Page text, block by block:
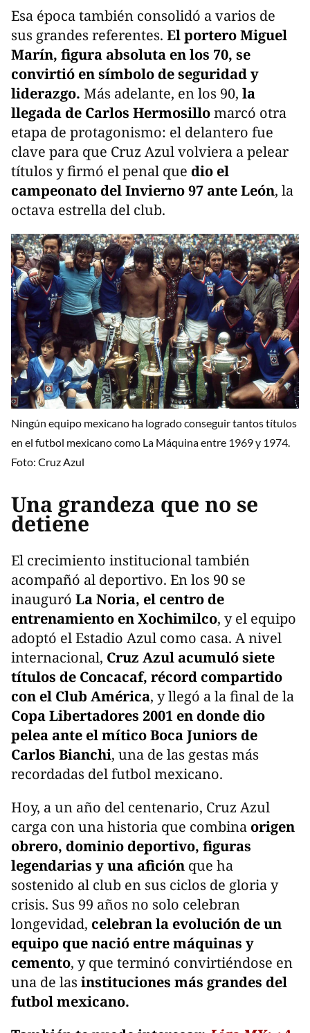
Esa época también consolidó a varios de
sus grandes referentes. El portero Miguel
Marín, figura absoluta en los 70, se
convirtió en símbolo de seguridad y
liderazgo. Más adelante, en los 90, la
llegada de Carlos Hermosillomarcó otra
etapa de protagonismo: el delantero fue
clave para que Cruz Azul volviera a pelear
títulos y firmó el penal que dio el
campeonato del Invierno 97 ante León, la
octava estrella del club.
Ningún equipo mexicano ha logrado conseguir tantos títulos
en el futbol mexicano como La Máquina entre 1969 y 1974.
Foto: Cruz Azul
Una grandeza que no se
detiene
El crecimiento institucional también
acompañó al deportivo. En los 90 se
inauguró La Noria, el centro de
entrenamiento en Xochimilco, y el equipo
adoptó el Estadio Azul como casa. A nivel
internacional, Cruz Azul acumuló siete
títulos de Concacaf, récord compartido
con el Club América, y llegó a la final de la
Copa Libertadores 2001 en donde dio
pelea ante el mítico Boca Juniors de
Carlos Bianchi, una de las gestas más
recordadas del futbol mexicano.
Hoy, a un año del centenario, Cruz Azul
carga con una historia que combina origen
obrero, dominio deportivo, figuras
legendarias y una afición que ha
sostenido al club en sus ciclos de gloria y
crisis. Sus 99 años no solo celebran
longevidad, celebran la evolución de un
equipo que nació entre máquinas y
cemento, y que terminó convirtiéndose en
una de las instituciones más grandes del
futbol mexicano.